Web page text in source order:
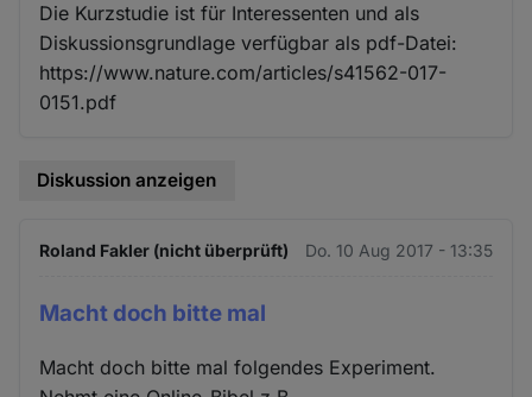
Die Kurzstudie ist für Interessenten und als
Diskussionsgrundlage verfügbar als pdf-Datei:
https://www.nature.com/articles/s41562-017-
0151.pdf
Diskussion anzeigen
Roland Fakler (nicht überprüft) Do. 10 Aug 2017 - 13:35
Macht doch bitte mal
Macht doch bitte mal folgendes Experiment.